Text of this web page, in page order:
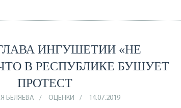
ИНГУШЕТИИ «НЕ
В РЕСПУБЛИКЕ БУШУЕТ
ПРОТЕСТ
БЕЛЯЕВА ОЦЕНКИ 14.07.2019